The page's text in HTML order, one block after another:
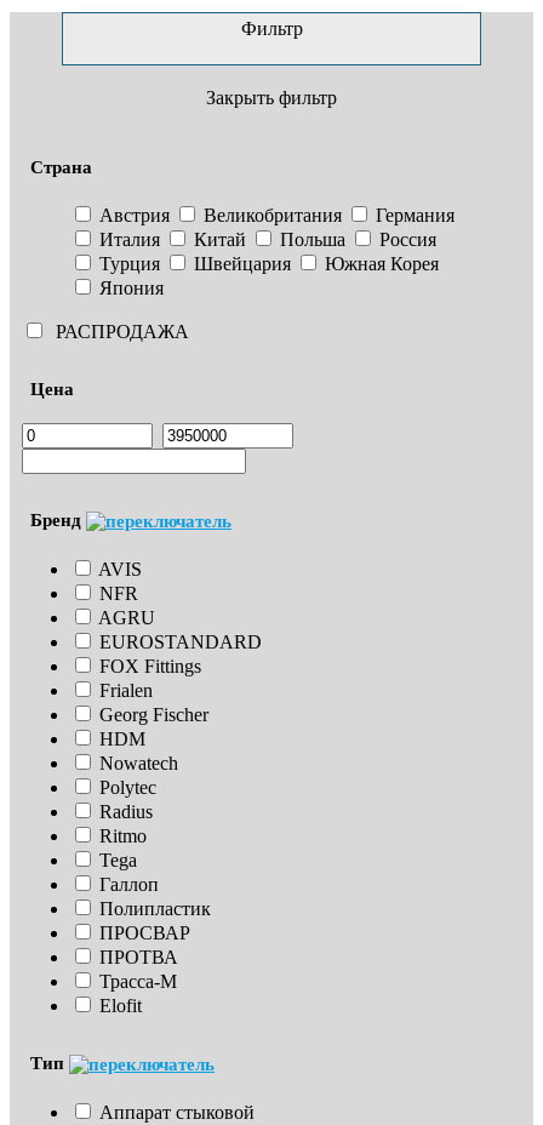
Фильтр
Закрыть фильтр
Страна
Австрия Великобритания
Германия
Италия
Китай Польша
Россия
Турция
Швейцария
Южная Корея
Япония
РАСПРОДАЖА
Цена
Бренд
AVIS
NFR
AGRU
EUROSTANDARD
FOX Fittings
Frialen
Georg Fischer
HDM
Nowatech
Polytec
Radius
Ritmo
Tega
Галлоп
Полипластик
ПРОСВАР
ПРОТВА
Трасса-М
Elofit
Тип
Аппарат стыковой